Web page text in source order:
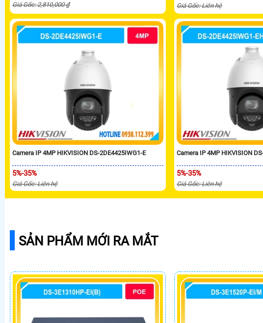
Giá Gốc: 2,810,000 ₫ Giá Gốc: Liên hệ
Camera IP 4MP HIKVISION DS-2DE4425IWG1-E
5%-35%
Giá Gốc: Liên hệ
Camera IP 4MP HIKVISION
5%-35%
Giá Gốc: Liên hệ
SẢN PHẨM MỚI RA MẮT